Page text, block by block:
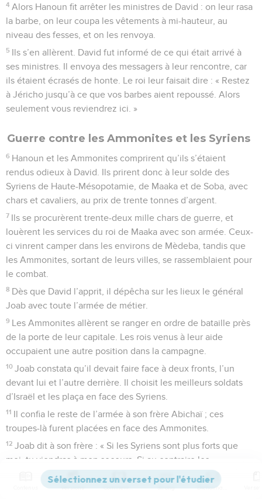
4 Alors Hanoun fit arrêter les ministres de David : on leur rasa
la barbe, on leur coupa les vêtements à mi-hauteur, au
niveau des fesses, et on les renvoya.
5 Ils s’en allèrent. David fut informé de ce qui était arrivé à
ses ministres. Il envoya des messagers à leur rencontre, car
ils étaient écrasés de honte. Le roi leur faisait dire : « Restez
à Jéricho jusqu’à ce que vos barbes aient repoussé. Alors
seulement vous reviendrez ici. »
Guerre contre les Ammonites et les Syriens
6 Hanoun et les Ammonites comprirent qu’ils s’étaient
rendus odieux à David. Ils prirent donc à leur solde des
Syriens de Haute-Mésopotamie, de Maaka et de Soba, avec
chars et cavaliers, au prix de trente tonnes d’argent.
7 Ils se procurèrent trente-deux mille chars de guerre, et
louèrent les services du roi de Maaka avec son armée. Ceux-
ci vinrent camper dans les environs de Mèdeba, tandis que
les Ammonites, sortant de leurs villes, se rassemblaient pour
le combat.
8 Dès que David l’apprit, il dépêcha sur les lieux le général
Joab avec toute l’armée de métier.
9 Les Ammonites allèrent se ranger en ordre de bataille près
de la porte de leur capitale. Les rois venus à leur aide
occupaient une autre position dans la campagne.
10 Joab constata qu’il devait faire face à deux fronts, l’un
devant lui et l’autre derrière. Il choisit les meilleurs soldats
d’Israël et les plaça en face des Syriens.
11 Il confia le reste de l’armée à son frère Abichaï ; ces
troupes-là furent placées en face des Ammonites.
12 Joab dit à son frère : « Si les Syriens sont plus forts que
moi, tu viendras à mon secours. Si au contraire les
Ammonites sont plus forts que toi, c’est moi qui te secourrai.
Montre-toi courageux, combattons avec vaillance pour
Versions Commentaires Strong